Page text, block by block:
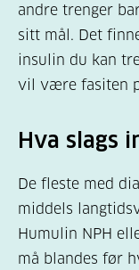
andre trenger
sitt mål. Det
insulin du kan
vil være fasiten
Hva slags
De fleste med
middels
Humulin NPH
må blandes før